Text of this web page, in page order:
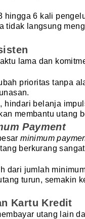
hingga 6 kali
tidak langsung
lama dan
prioritas tanpa
hindari belanja
membantu utang
Payment
minimum
berkurang
dari jumlah
turun, semakin
Kartu Kredit
utang lain